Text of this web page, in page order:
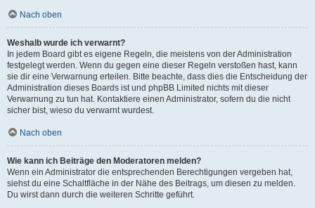
Nach oben
Weshalb wurde ich verwarnt?
In jedem Board gibt es eigene Regeln, die meistens von der Administration
festgelegt werden. Wenn du gegen eine dieser Regeln verstoßen hast, kann
sie dir eine Verwarnung erteilen. Bitte beachte, dass dies die Entscheidung der
Administration dieses Boards ist und phpBB Limited nichts mit dieser
Verwarnung zu tun hat. Kontaktiere einen Administrator, sofern du die nicht
sicher bist, wieso du verwarnt wurdest.
Nach oben
Wie kann ich Beiträge den Moderatoren melden?
Wenn ein Administrator die entsprechenden Berechtigungen vergeben hat,
siehst du eine Schaltfläche in der Nähe des Beitrags, um diesen zu melden.
Du wirst dann durch die weiteren Schritte geführt.